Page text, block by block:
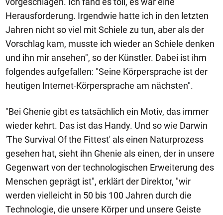
Herausforderung. Irgendwie hatte ich in den letzten
Jahren nicht so viel mit Schiele zu tun, aber als der
Vorschlag kam, musste ich wieder an Schiele denken
und ihn mir ansehen", so der Künstler. Dabei ist ihm
folgendes aufgefallen: "Seine Körpersprache ist der
heutigen Internet-Körpersprache am nächsten".
"Bei Ghenie gibt es tatsächlich ein Motiv, das immer
wieder kehrt. Das ist das Handy. Und so wie Darwin
'The Survival Of the Fittest' als einen Naturprozess
gesehen hat, sieht ihn Ghenie als einen, der in unsere
Gegenwart von der technologischen Erweiterung des
Menschen geprägt ist", erklärt der Direktor, "wir
werden vielleicht in 50 bis 100 Jahren durch die
Technologie, die unsere Körper und unsere Geiste